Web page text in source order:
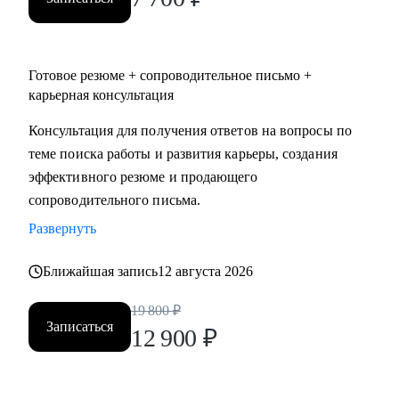
на фриланс.
Готовое резюме + сопроводительное письмо +
карьерная консультация
Консультация для получения ответов на вопросы по
теме поиска работы и развития карьеры, создания
эффективного резюме и продающего
сопроводительного письма.
Развернуть
Ближайшая запись12 августа 2026
Записаться
19 800 ₽
12 900 ₽